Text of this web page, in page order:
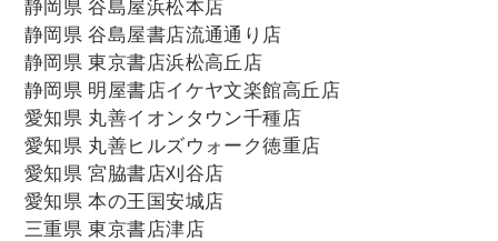
静岡県 谷島屋浜松本店
静岡県 谷島屋書店流通通り店
静岡県 東京書店浜松高丘店
静岡県 明屋書店イケヤ文楽館高丘店
愛知県 丸善イオンタウン千種店
愛知県 丸善ヒルズウォーク徳重店
愛知県 宮脇書店刈谷店
愛知県 本の王国安城店
三重県 東京書店津店